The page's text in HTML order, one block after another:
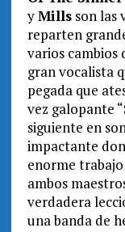
yMillsson las
reparten
varios cambios
gran vocalista
pegada que
vez galopante “
siguiente en
impactante
enorme
ambos
verdadera
una banda de